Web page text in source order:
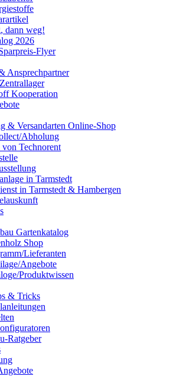
dann weg!
2026
Flyer
Ansprechpartner
Kooperation
& Versandarten Online-Shop
Abholung
Technorent
in Tarmstedt
in Tarmstedt & Hambergen
Gartenkatalog
Shop
Lieferanten
Angebote
Produktwissen
& Tricks
Ratgeber